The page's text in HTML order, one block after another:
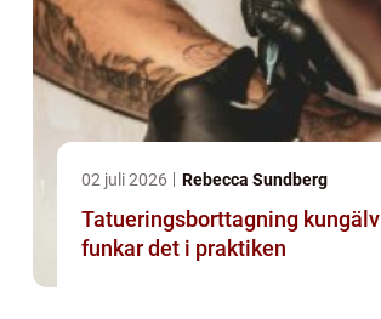
02 juli 2026 Rebecca Sundberg
Tatueringsborttagning kungälv så
funkar det i praktiken